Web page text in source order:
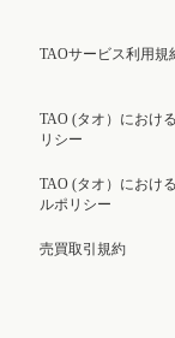
TAOサービス利用規
TAO (タオ）におけ
リシー
TAO (タオ）におけ
ルポリシー
売買取引規約